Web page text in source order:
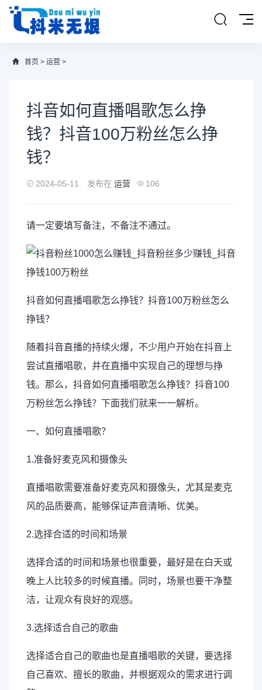
首页 > 运营 >
抖音如何直播唱歌怎么挣
钱？抖音100万粉丝怎么挣
钱？
2024-05-11 发布在 运营 106
请一定要填写备注，不备注不通过。
抖音如何直播唱歌怎么挣钱？抖音100万粉丝怎么
挣钱？
随着抖音直播的持续火爆，不少用户开始在抖音上
尝试直播唱歌，并在直播中实现自己的理想与挣
钱。那么，抖音如何直播唱歌怎么挣钱？抖音100
万粉丝怎么挣钱？下面我们就来一一解析。
一、如何直播唱歌？
1.准备好麦克风和摄像头
直播唱歌需要准备好麦克风和摄像头，尤其是麦克
风的品质要高，能够保证声音清晰、优美。
2.选择合适的时间和场景
选择合适的时间和场景也很重要，最好是在白天或
晚上人比较多的时候直播。同时，场景也要干净整
洁，让观众有良好的观感。
3.选择适合自己的歌曲
选择适合自己的歌曲也是直播唱歌的关键，要选择
自己喜欢、擅长的歌曲，并根据观众的需求进行调